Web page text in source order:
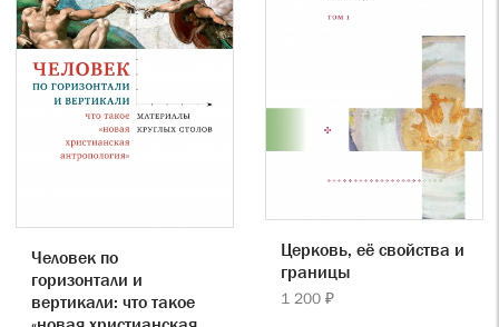
Человек по
горизонтали и
вертикали: что такое
Церковь, её свойства и
границы
1 200 ₽